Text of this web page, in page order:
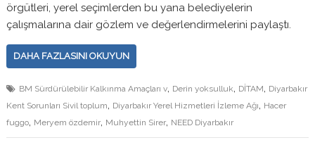
örgütleri, yerel seçimlerden bu yana belediyelerin
çalışmalarına dair gözlem ve değerlendirmelerini paylaştı.
DAHA FAZLASINI OKUYUN
BM Sürdürülebilir Kalkınma Amaçları v, Derin yoksulluk, DİTAM, Diyarbakır
Kent Sorunları Sivil toplum, Diyarbakır Yerel Hizmetleri İzleme Ağı, Hacer
fuggo, Meryem özdemir, Muhyettin Sirer, NEED Diyarbakır